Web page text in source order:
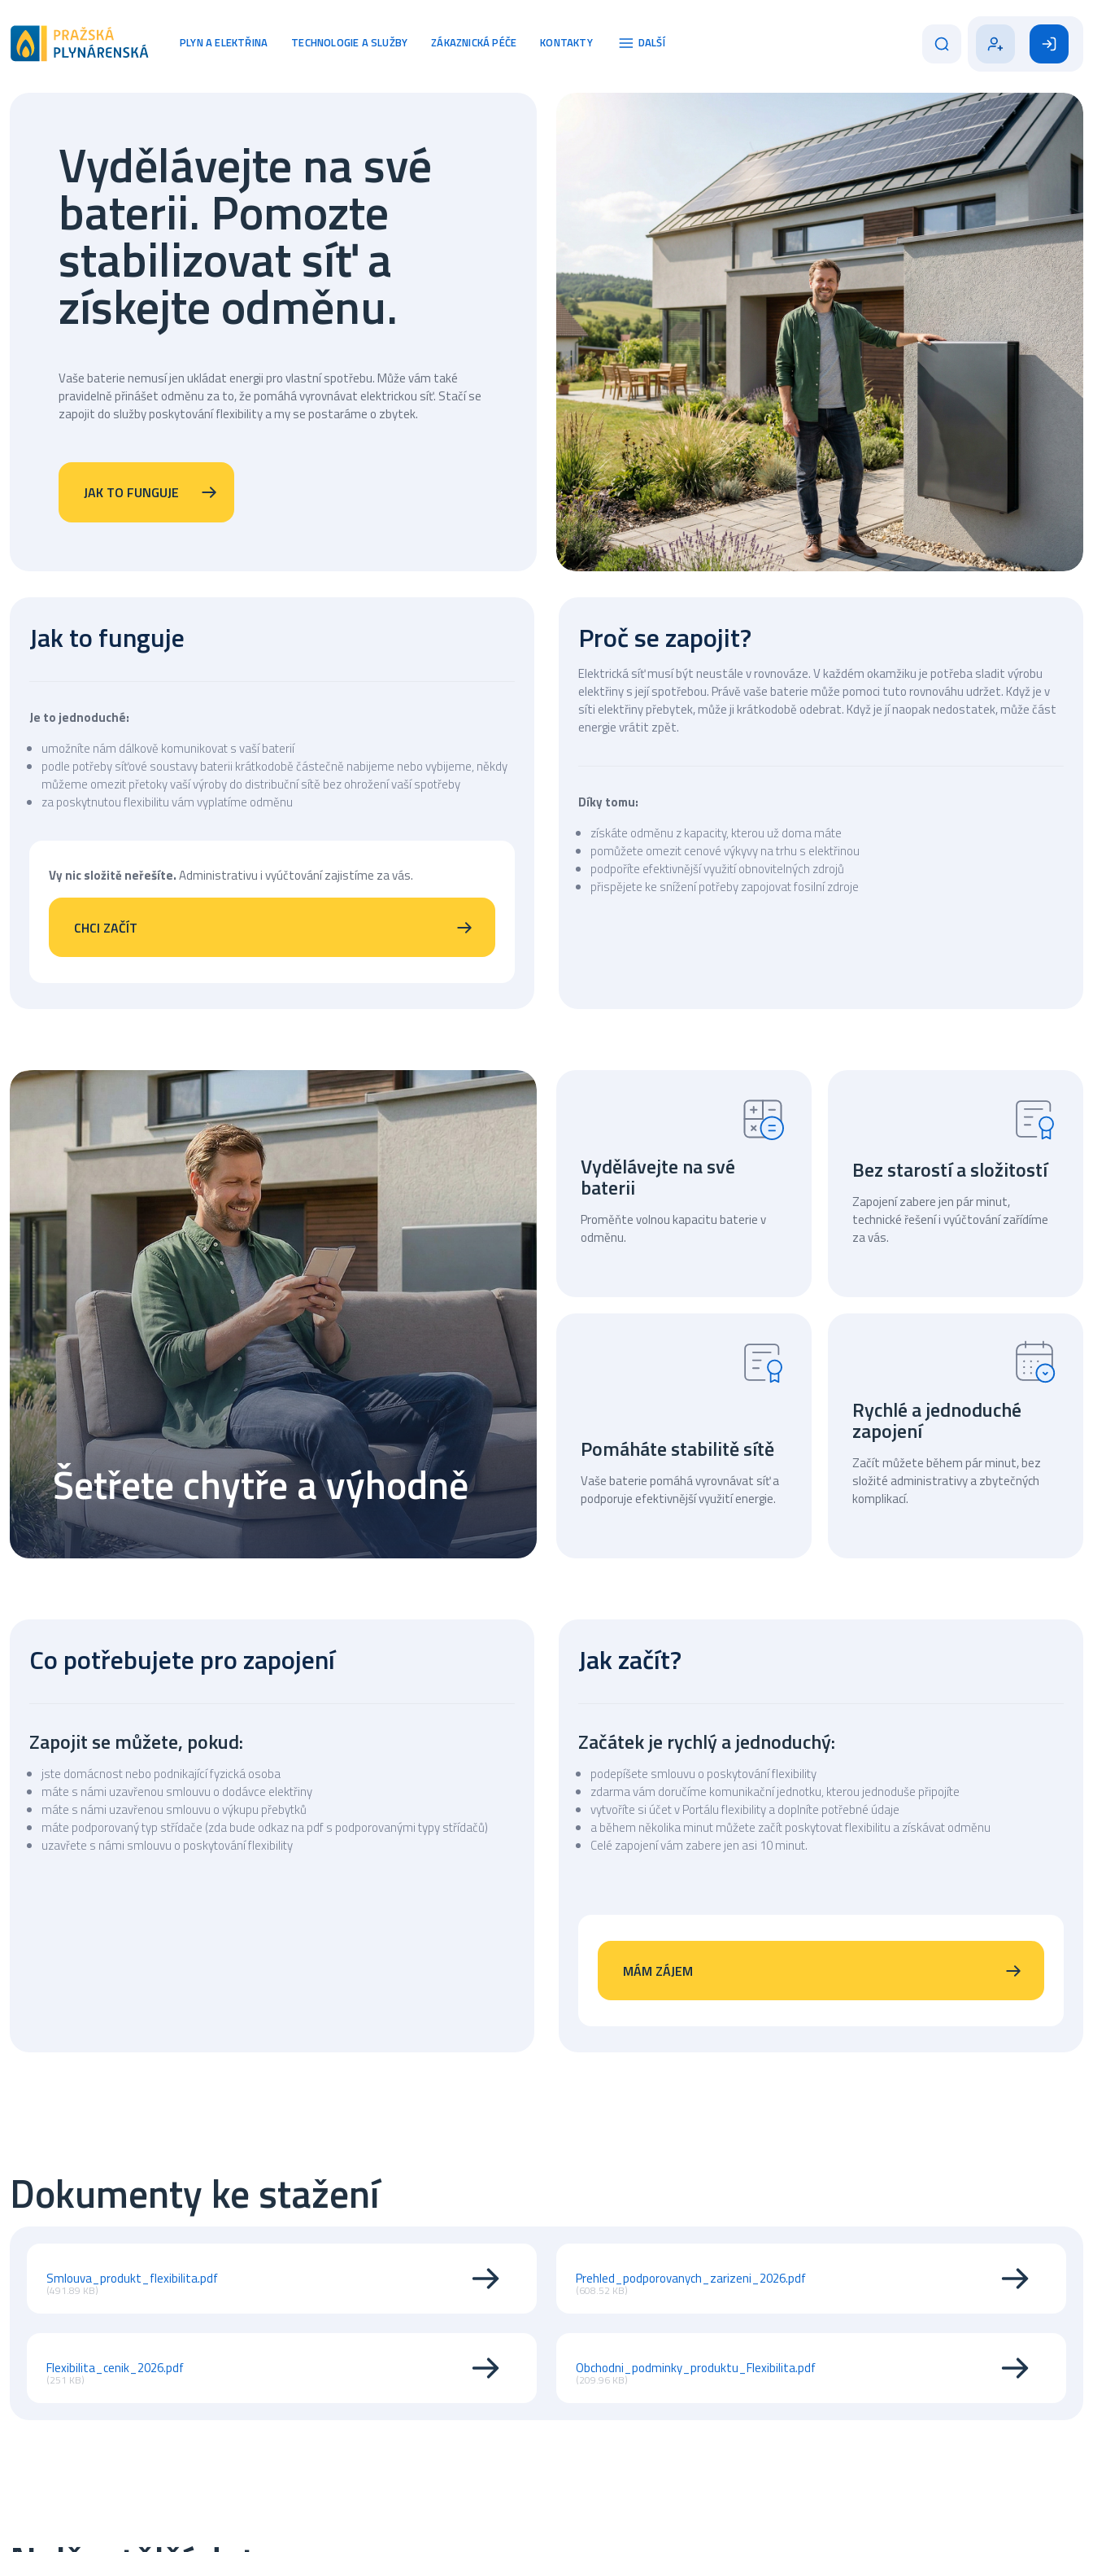
Hlavní navigace
PLYN A ELEKTŘINA TECHNOLOGIE A SLUŽBY ZÁKAZNICKÁ PÉČE KONTAKTY DALŠÍ
Vydělávejte na své
baterii. Pomozte
stabilizovat síť a
získejte odměnu.
Vaše baterie nemusí jen ukládat energii pro vlastní spotřebu. Může vám také
pravidelně přinášet odměnu za to, že pomáhá vyrovnávat elektrickou síť. Stačí se
zapojit do služby poskytování flexibility a my se postaráme o zbytek.
JAK TO FUNGUJE
Jak to funguje
Je to jednoduché:
umožníte nám dálkově komunikovat s vaší baterií
podle potřeby síťové soustavy baterii krátkodobě částečně nabijeme nebo vybijeme, někdy
můžeme omezit přetoky vaší výroby do distribuční sítě bez ohrožení vaší spotřeby
za poskytnutou flexibilitu vám vyplatíme odměnu
Vy nic složitě neřešíte.Administrativu i vyúčtování zajistíme za vás.
CHCI ZAČÍT
Proč se zapojit?
Elektrická síť musí být neustále v rovnováze. V každém okamžiku je potřeba sladit výrobu
elektřiny s její spotřebou. Právě vaše baterie může pomoci tuto rovnováhu udržet. Když je v
síti elektřiny přebytek, může ji krátkodobě odebrat. Když je jí naopak nedostatek, může část
energie vrátit zpět.
Díky tomu:
získáte odměnu z kapacity, kterou už doma máte
pomůžete omezit cenové výkyvy na trhu s elektřinou
podpoříte efektivnější využití obnovitelných zdrojů
přispějete ke snížení potřeby zapojovat fosilní zdroje
Šetřete chytře a výhodně
Vydělávejte na své
baterii
Proměňte volnou kapacitu baterie v
odměnu.
Bez starostí a složitostí
Zapojení zabere jen pár minut,
technické řešení i vyúčtování zařídíme
za vás.
Pomáháte stabilitě sítě
Vaše baterie pomáhá vyrovnávat síť a
podporuje efektivnější využití energie.
Rychlé a jednoduché
zapojení
Začít můžete během pár minut, bez
složité administrativy a zbytečných
komplikací.
Co potřebujete pro zapojení
Zapojit se můžete, pokud:
jste domácnost nebo podnikající fyzická osoba
máte s námi uzavřenou smlouvu o dodávce elektřiny
máte s námi uzavřenou smlouvu o výkupu přebytků
máte podporovaný typ střídače (zda bude odkaz na pdf s podporovanými typy střídačů)
uzavřete s námi smlouvu o poskytování flexibility
Jak začít?
Začátek je rychlý a jednoduchý:
podepíšete smlouvu o poskytování flexibility
zdarma vám doručíme komunikační jednotku, kterou jednoduše připojíte
vytvoříte si účet v Portálu flexibility a doplníte potřebné údaje
a během několika minut můžete začít poskytovat flexibilitu a získávat odměnu
Celé zapojení vám zabere jen asi 10 minut.
MÁM ZÁJEM
Dokumenty ke stažení
Smlouva_produkt_flexibilita.pdf
(491.89 KB)
Prehled_podporovanych_zarizeni_2026.pdf
(608.52 KB)
Flexibilita_cenik_2026.pdf
(251 KB)
Obchodni_podminky_produktu_Flexibilita.pdf
(209.96 KB)